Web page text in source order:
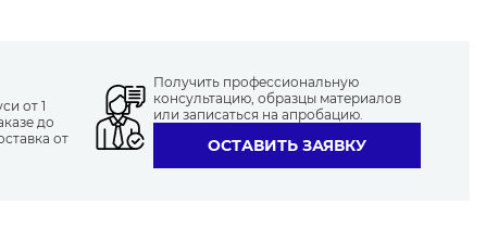
от 1
до
от
Получить профессиональную
консультацию, образцы материалов
или записаться на апробацию.
ОСТАВИТЬ ЗАЯВКУ